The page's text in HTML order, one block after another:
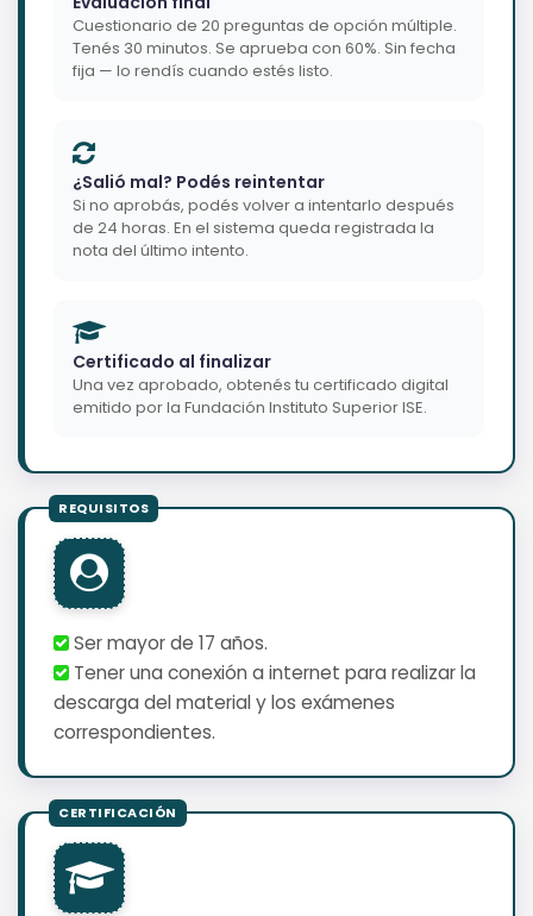
Cuestionario de 20 preguntas de opción múltiple.
Tenés 30 minutos. Se aprueba con 60%. Sin fecha
fija — lo rendís cuando estés listo.
¿Salió mal? Podés reintentar
Si no aprobás, podés volver a intentarlo después
de 24 horas. En el sistema queda registrada la
nota del último intento.
Certificado al finalizar
Una vez aprobado, obtenés tu certificado digital
emitido por la Fundación Instituto Superior ISE.
Ser mayor de 17 años.
Tener una conexión a internet para realizar la
descarga del material y los exámenes
correspondientes.